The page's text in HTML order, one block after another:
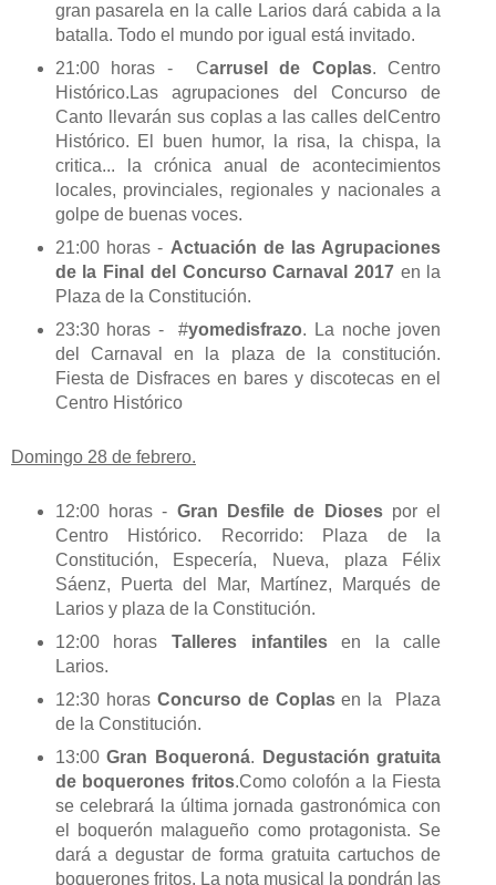
gran pasarela en la calle Larios dará cabida a la
batalla. Todo el mundo por igual está invitado.
21:00 horas - Carrusel de Coplas. Centro
Histórico.Las agrupaciones del Concurso de
Canto llevarán sus coplas a las calles delCentro
Histórico. El buen humor, la risa, la chispa, la
critica... la crónica anual de acontecimientos
locales, provinciales, regionales y nacionales a
golpe de buenas voces.
21:00 horas - Actuación de las Agrupaciones
de la Final del Concurso Carnaval 2017en la
Plaza de la Constitución.
23:30 horas - #yomedisfrazo. La noche joven
del Carnaval en la plaza de la constitución.
Fiesta de Disfraces en bares y discotecas en el
Centro Histórico
Domingo 28 de febrero.
12:00 horas - Gran Desfile de Diosespor el
Centro Histórico. Recorrido: Plaza de la
Constitución, Especería, Nueva, plaza Félix
Sáenz, Puerta del Mar, Martínez, Marqués de
Larios y plaza de la Constitución.
12:00 horas Talleres infantilesen la calle
Larios.
12:30 horas Concurso de Coplasen la Plaza
de la Constitución.
13:00Gran Boqueroná.
Degustación gratuita
de boquerones fritos.Como colofón a la Fiesta
se celebrará la última jornada gastronómica con
el boquerón malagueño como protagonista. Se
dará a degustar de forma gratuita cartuchos de
boquerones fritos. La nota musical la pondrán las